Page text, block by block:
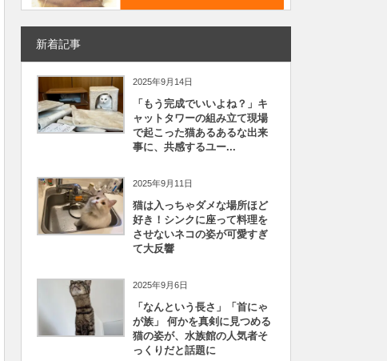
新着記事
2025年9月14日
「もう完成でいいよね？」キ
ャットタワーの組み立て現場
で起こった猫あるあるな出来
事に、共感するユー...
2025年9月11日
猫は入っちゃダメな場所ほど
好き！シンクに座って料理を
させないネコの姿が可愛すぎ
て大反響
2025年9月6日
「なんという長さ」「首にゃ
が族」 何かを真剣に見つめる
猫の姿が、水族館の人気者そ
っくりだと話題に